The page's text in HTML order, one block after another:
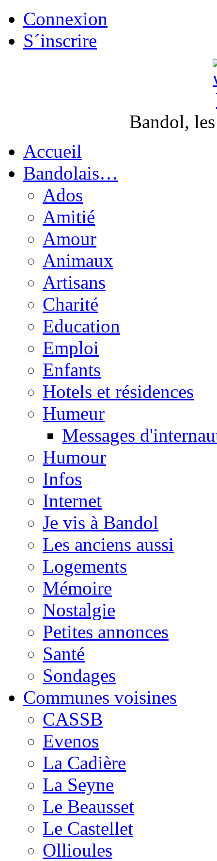
Connexion
S´inscrire
Bandol,
Accueil
Bandolais…
Ados
Amitié
Amour
Animaux
Artisans
Charité
Education
Emploi
Enfants
Hotels et résidences
Humeur
Messages
Humour
Infos
Internet
Je vis à Bandol
Les anciens aussi
Logements
Mémoire
Nostalgie
Petites annonces
Santé
Sondages
Communes voisines
CASSB
Evenos
La Cadière
La Seyne
Le Beausset
Le Castellet
Ollioules